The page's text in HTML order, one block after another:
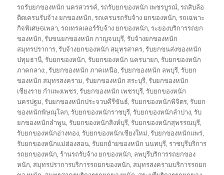
รถรับยกของหนัก นครสวรรค์,รถรับยกของหนัก เพชรบูรณ์,รถสิบล้อ
ติดเครนรับจ้าง ยกของหนัก,รถเครนรถรับจ้าง ยกของหนัก,รถเฉพาะ
กิจพิเศษ6เพลา,รถเทรลเลอร์รับจ้าง ยกของหนัก,ระยองบริการรถยก
ของหนัก,รับขนยกของหนัก กาญจนบุรี,รับจ้างยกของหนัก
สมุทรปราการ,รับจ้างยกของหนัก สมุทรสาคร,รับยกขนส่งของหนัก
ปทุมธานี,รับยกของหนัก,รับยกของหนัก นครนายก,รับยกของหนัก
ภาคกลาง:,รับยกของหนัก ภาคเหนือ,รับยกของหนัก ลพบุรี,รับยก
ของหนัก สมุทรสงคราม,รับยกของหนัก สระบุรี,รับยกของหนัก
เชียงราย กำแพงเพชร,รับยกของหนัก เพชรบุรี,รับยกของหนัก
นครปฐม,รับยกของหนักประจวบคีรีขันธ์,รับยกของหนักพิจิตร,รับยก
ของหนักพิษณุโลก,รับยกของหนักราชบุรี,รับยกของหนักลำปาง,รับ
ยกของหนักลำพูน,รับยกของหนักสิงห์บุรี,รับยกของหนักสุพรรณบุรี,
รับยกของหนักอ่างทอง,รับยกของหนักเชียงใหม่,รับยกของหนักแพร่,
รับยกของหนักแม่ฮ่องสอน,รับยกย้ายของหนัก นนทบุรี,ราชบุรีบริการ
รถยกของหนัก,ร้านรถรับจ้าง ยกของหนัก, ลพบุรีบริการรถยกของ
หนัก, สมุทรปราการบริการรถยกของหนัก, สมุทรสงครามบริการรถยก